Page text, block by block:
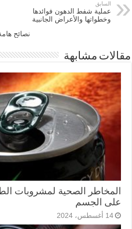
السابق
عملية شفط الدهون فوائدها
وخطواتها والأعراض الجانبية
نصائح
مقالات مشابهة
المخاطر الصحية لمشروبات
على الجسم
14 أغسطس، 2024